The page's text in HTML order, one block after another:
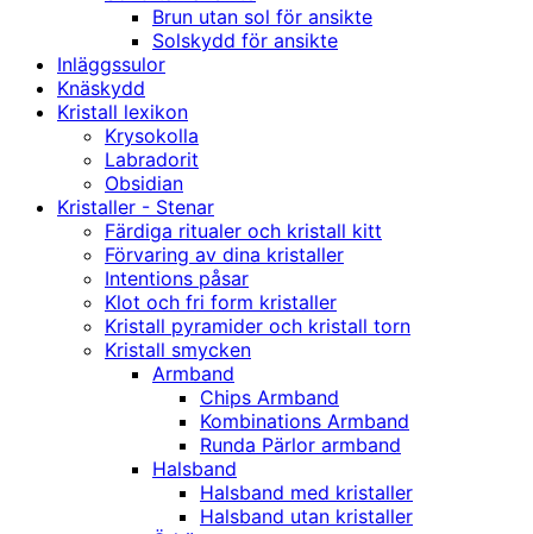
Brun utan sol för ansikte
Solskydd för ansikte
Inläggssulor
Knäskydd
Kristall lexikon
Krysokolla
Labradorit
Obsidian
Kristaller - Stenar
Färdiga ritualer och kristall kitt
Förvaring av dina kristaller
Intentions påsar
Klot och fri form kristaller
Kristall pyramider och kristall torn
Kristall smycken
Armband
Chips Armband
Kombinations Armband
Runda Pärlor armband
Halsband
Halsband med kristaller
Halsband utan kristaller